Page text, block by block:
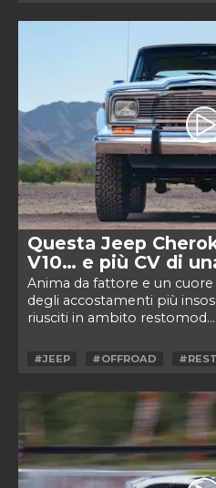
Questa Jeep
V10… e più CV di
Anima da fattore e un
degli accostamenti più
riusciti in ambito restomod....
#JEEP #OFFROAD